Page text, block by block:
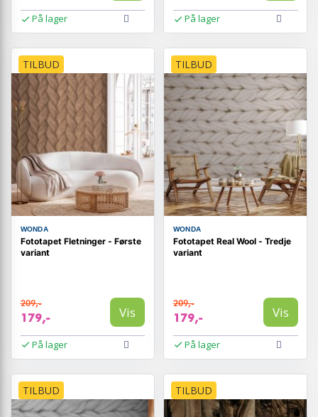
På lager På lager
TILBUD
WONDA
Fototapet Fletninger - Første
variant
209,-
179,- Vis
På lager
TILBUD
WONDA
Fototapet Real Wool - Tredje
variant
209,-
179,- Vis
På lager
TILBUD TILBUD